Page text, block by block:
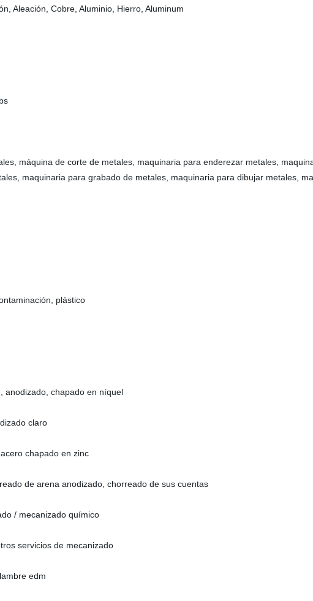
Aleación, Cobre, Aluminio, Hierro, Aluminum
máquina de corte de metales, maquinaria para enderezar metales,
maquinaria para grabado de metales, maquinaria para dibujar metales,
plástico
anodizado, chapado en níquel
claro
chapado en zinc
de arena anodizado, chorreado de sus cuentas
/ mecanizado químico
servicios de mecanizado
edm